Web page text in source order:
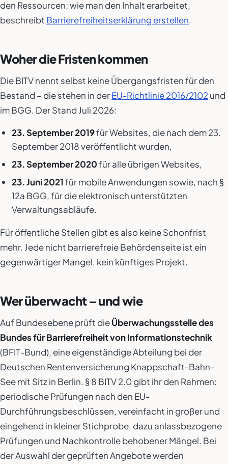
den Ressourcen; wie man den Inhalt erarbeitet,
beschreibt Barrierefreiheitserklärung erstellen.
Woher die Fristen kommen
Die BITV nennt selbst keine Übergangsfristen für den
Bestand – die stehen in derEU-Richtlinie 2016/2102 und
im BGG. Der Stand Juli 2026:
23. September 2019für Websites, die nach dem 23.
September 2018 veröffentlicht wurden,
23. September 2020für alle übrigen Websites,
23. Juni 2021für mobile Anwendungen sowie, nach §
12a BGG, für die elektronisch unterstützten
Verwaltungsabläufe.
Für öffentliche Stellen gibt es also keine Schonfrist
mehr. Jede nicht barrierefreie Behördenseite ist ein
gegenwärtiger Mangel, kein künftiges Projekt.
Wer überwacht – und wie
Auf Bundesebene prüft dieÜberwachungsstelle des
Bundes für Barrierefreiheit von Informationstechnik
(BFIT-Bund), eine eigenständige Abteilung bei der
Deutschen Rentenversicherung Knappschaft-Bahn-
See mit Sitz in Berlin. § 8 BITV 2.0 gibt ihr den Rahmen:
periodische Prüfungen nach den EU-
Durchführungsbeschlüssen, vereinfacht in großer und
eingehend in kleiner Stichprobe, dazu anlassbezogene
Prüfungen und Nachkontrolle behobener Mängel. Bei
der Auswahl der geprüften Angebote werden